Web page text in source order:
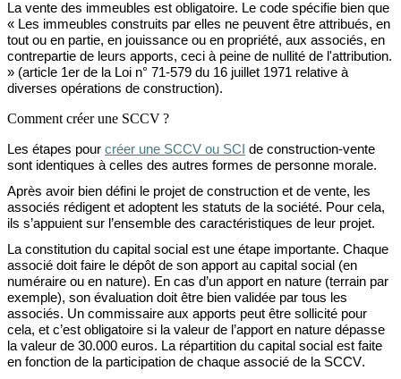
La vente des immeubles est obligatoire. Le code spécifie bien que
« Les immeubles construits par elles ne peuvent être attribués, en
tout ou en partie, en jouissance ou en propriété, aux associés, en
contrepartie de leurs apports, ceci à peine de nullité de l'attribution.
» (article 1er de la Loi n° 71-579 du 16 juillet 1971 relative à
diverses opérations de construction).
Comment créer une SCCV ?
Les étapes pour créer une SCCV ou SCI de construction-vente
sont identiques à celles des autres formes de personne morale.
Après avoir bien défini le projet de construction et de vente, les
associés rédigent et adoptent es statuts de la société. Pour cela,
ils s’appuient sur l’ensemble des caractéristiques de leur projet.
La constitution du capital social est une étape importante. Chaque
associé doit faire le dépôt de son apport au capital social (en
numéraire ou en nature). En cas d’un apport en nature (terrain par
exemple), son évaluation doit être bien validée par tous les
associés. Un commissaire aux apports peut être sollicité pour
cela, et c’est obligatoire si la valeur de l’apport en nature dépasse
la valeur de 30.000 euros. La répartition du capital social est faite
en fonction de la participation de chaque associé de la SCCV.